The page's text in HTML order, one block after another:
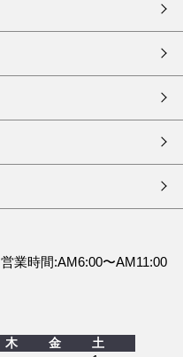
営業時間:AM6:00〜AM11:00
木 金
土